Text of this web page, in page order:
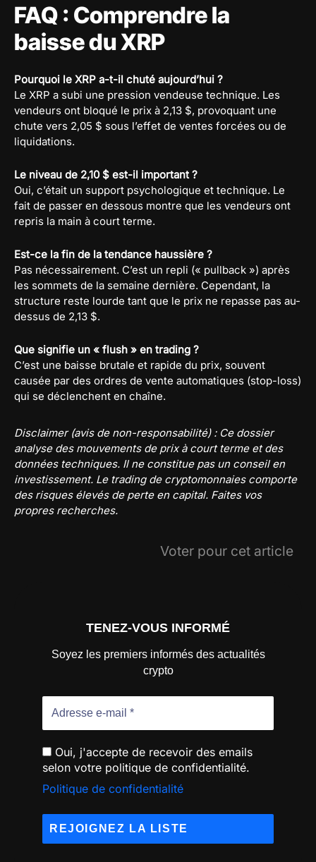
FAQ : Comprendre la
baisse du XRP
Pourquoi le XRP a-t-il chuté aujourd’hui ?
Le XRP a subi une pression vendeuse technique. Les
vendeurs ont bloqué le prix à 2,13 $, provoquant une
chute vers 2,05 $ sous l’effet de ventes forcées ou de
liquidations.
Le niveau de 2,10 $ est-il important ?
Oui, c’était un support psychologique et technique. Le
fait de passer en dessous montre que les vendeurs ont
repris la main à court terme.
Est-ce la fin de la tendance haussière ?
Pas nécessairement. C’est un repli (« pullback ») après
les sommets de la semaine dernière. Cependant, la
structure reste lourde tant que le prix ne repasse pas au-
dessus de 2,13 $.
Que signifie un « flush » en trading ?
C’est une baisse brutale et rapide du prix, souvent
causée par des ordres de vente automatiques (stop-loss)
qui se déclenchent en chaîne.
Disclaimer (avis de non-responsabilité) : Ce dossier
analyse des mouvements de prix à court terme et des
données techniques. Il ne constitue pas un conseil en
investissement. Le trading de cryptomonnaies comporte
des risques élevés de perte en capital. Faites vos
propres recherches.
Voter pour cet article
TENEZ-VOUS INFORMÉ
Soyez les premiers informés des actualités
crypto
Oui, j'accepte de recevoir des emails
selon votre politique de confidentialité.
Politique de confidentialité